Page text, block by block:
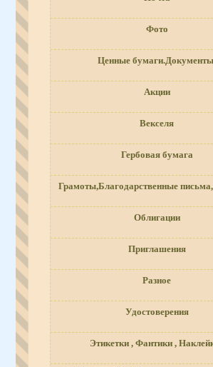
Фото
Ценные
Акции
Векселя
Гербовая бумага
Грамоты,Благодарственные
Облигации
Приглашения
Разное
Удостоверения
Этикетки , Фантики ,